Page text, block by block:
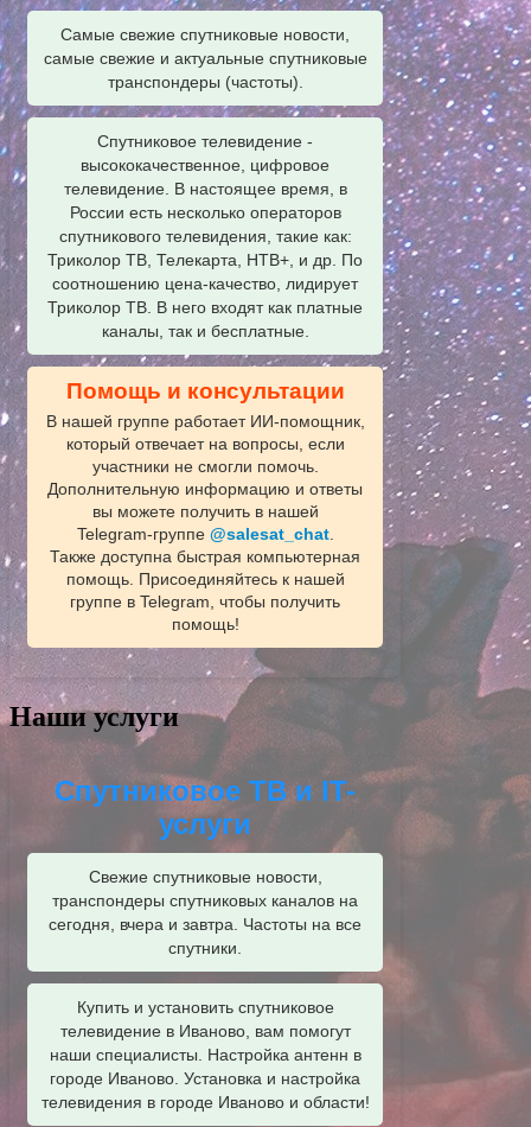
Самые свежие спутниковые новости,
самые свежие и актуальные спутниковые
транспондеры (частоты).
Спутниковое телевидение -
высококачественное, цифровое
телевидение. В настоящее время, в
России есть несколько операторов
спутникового телевидения, такие как:
Триколор ТВ, Телекарта, НТВ+, и др. По
соотношению цена-качество, лидирует
Триколор ТВ. В него входят как платные
каналы, так и бесплатные.
Помощь и консультации
В нашей группе работает ИИ‑помощник,
который отвечает на вопросы, если
участники не смогли помочь.
Дополнительную информацию и ответы
вы можете получить в нашей
Telegram‑группе @salesat_chat.
Также доступна быстрая компьютерная
помощь. Присоединяйтесь к нашей
группе в Telegram, чтобы получить
помощь!
Наши услуги
Спутниковое ТВ и IT-
услуги
Свежие спутниковые новости,
транспондеры спутниковых каналов на
сегодня, вчера и завтра. Частоты на все
спутники.
Купить и установить спутниковое
телевидение в Иваново, вам помогут
наши специалисты. Настройка антенн в
городе Иваново. Установка и настройка
телевидения в городе Иваново и области!